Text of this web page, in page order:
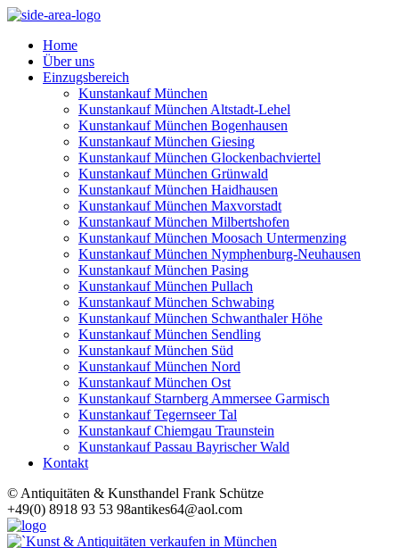
Home
Über uns
Einzugsbereich
Kunstankauf München
Kunstankauf München Altstadt-Lehel
Kunstankauf München Bogenhausen
Kunstankauf München Giesing
Kunstankauf München Glockenbachviertel
Kunstankauf München Grünwald
Kunstankauf München Haidhausen
Kunstankauf München Maxvorstadt
Kunstankauf München Milbertshofen
Kunstankauf München Moosach Untermenzing
Kunstankauf München Nymphenburg-Neuhausen
Kunstankauf München Pasing
Kunstankauf München Pullach
Kunstankauf München Schwabing
Kunstankauf München Schwanthaler Höhe
Kunstankauf München Sendling
Kunstankauf München Süd
Kunstankauf München Nord
Kunstankauf München Ost
Kunstankauf Starnberg Ammersee Garmisch
Kunstankauf Tegernseer Tal
Kunstankauf Chiemgau Traunstein
Kunstankauf Passau Bayrischer Wald
Kontakt
© Antiquitäten & Kunsthandel Frank Schütze
+49(0) 8918 93 53 98antikes64@aol.com